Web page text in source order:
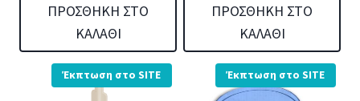
ΠΡΟΣΘΉΚΗ ΣΤΟ
ΚΑΛΆΘΙ
ΠΡΟΣΘΉΚΗ ΣΤΟ
ΚΑΛΆΘΙ
Έκπτωση στο SITE Έκπτωση στο SITE